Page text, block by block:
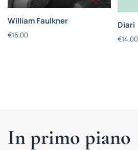
William Faulkner
€16,00
Diari
€14,00
In primo piano